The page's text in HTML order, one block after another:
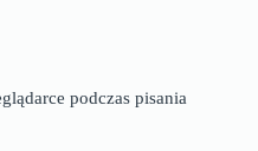
podczas pisania